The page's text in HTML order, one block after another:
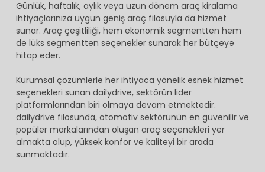
Günlük, haftalık, aylık veya uzun dönem araç kiralama
ihtiyaçlarınıza uygun geniş araç filosuyla da hizmet
sunar. Araç çeşitliliği, hem ekonomik segmentten hem
de lüks segmentten seçenekler sunarak her bütçeye
hitap eder.
Kurumsal çözümlerle her ihtiyaca yönelik esnek hizmet
seçenekleri sunan dailydrive, sektörün lider
platformlarından biri olmaya devam etmektedir.
dailydrive filosunda, otomotiv sektörünün en güvenilir ve
popüler markalarından oluşan araç seçenekleri yer
almakta olup, yüksek konfor ve kaliteyi bir arada
sunmaktadır.